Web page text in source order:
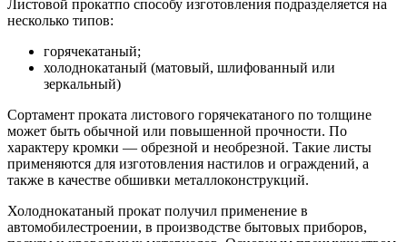
Листовой прокатпо способу изготовления подразделяется на
несколько типов:
горячекатаный;
холоднокатаный (матовый, шлифованный или
зеркальный)
Сортамент проката листового горячекатаного по толщине
может быть обычной или повышенной прочности. По
характеру кромки — обрезной и необрезной. Такие листы
применяются для изготовления настилов и ограждений, а
также в качестве обшивки металлоконструкций.
Холоднокатаный прокат получил применение в
автомобилестроении, в производстве бытовых приборов,